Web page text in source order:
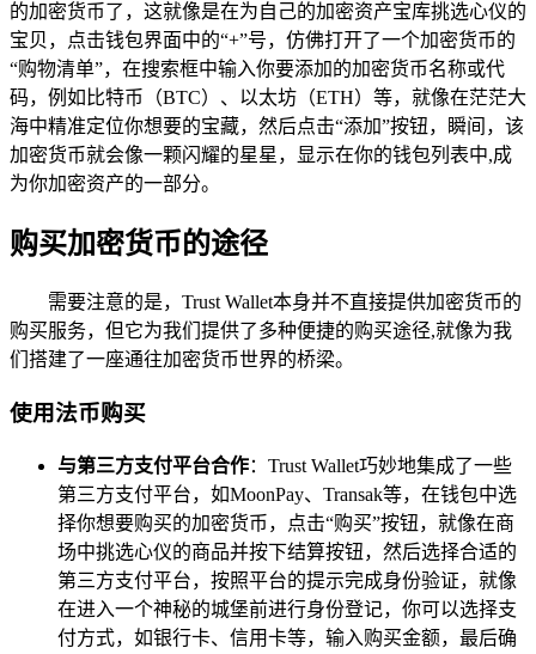
的加密货币了，这就像是在为自己的加密资产宝库挑选心仪的
宝贝，点击钱包界面中的“+”号，仿佛打开了一个加密货币的
“购物清单”，在搜索框中输入你要添加的加密货币名称或代
码，例如比特币（BTC）、以太坊（ETH）等，就像在茫茫大
海中精准定位你想要的宝藏，然后点击“添加”按钮，瞬间，该
加密货币就会像一颗闪耀的星星，显示在你的钱包列表中,成
为你加密资产的一部分。
购买加密货币的途径
需要注意的是，Trust Wallet本身并不直接提供加密货币的
购买服务，但它为我们提供了多种便捷的购买途径,就像为我
们搭建了一座通往加密货币世界的桥梁。
使用法币购买
与第三方支付平台合作：Trust Wallet巧妙地集成了一些
第三方支付平台，如MoonPay、Transak等，在钱包中选
择你想要购买的加密货币，点击“购买”按钮，就像在商
场中挑选心仪的商品并按下结算按钮，然后选择合适的
第三方支付平台，按照平台的提示完成身份验证，就像
在进入一个神秘的城堡前进行身份登记，你可以选择支
付方式，如银行卡、信用卡等，输入购买金额，最后确